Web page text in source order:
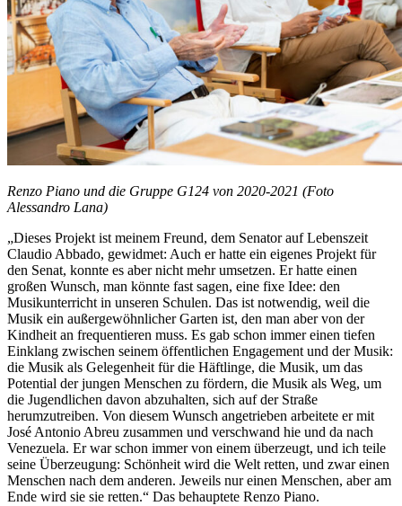
Renzo Piano und die Gruppe G124 von 2020-2021 (Foto
Alessandro Lana)
„Dieses Projekt ist meinem Freund, dem Senator auf Lebenszeit
Claudio Abbado, gewidmet: Auch er hatte ein eigenes Projekt für
den Senat, konnte es aber nicht mehr umsetzen. Er hatte einen
großen Wunsch, man könnte fast sagen, eine fixe Idee: den
Musikunterricht in unseren Schulen. Das ist notwendig, weil die
Musik ein außergewöhnlicher Garten ist, den man aber von der
Kindheit an frequentieren muss. Es gab schon immer einen tiefen
Einklang zwischen seinem öffentlichen Engagement und der Musik:
die Musik als Gelegenheit für die Häftlinge, die Musik, um das
Potential der jungen Menschen zu fördern, die Musik als Weg, um
die Jugendlichen davon abzuhalten, sich auf der Straße
herumzutreiben. Von diesem Wunsch angetrieben arbeitete er mit
José Antonio Abreu zusammen und verschwand hie und da nach
Venezuela. Er war schon immer von einem überzeugt, und ich teile
seine Überzeugung: Schönheit wird die Welt retten, und zwar einen
Menschen nach dem anderen. Jeweils nur einen Menschen, aber am
Ende wird sie sie retten.“ Das behauptete Renzo Piano.